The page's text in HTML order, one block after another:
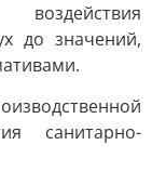
до значений,
санитарно-